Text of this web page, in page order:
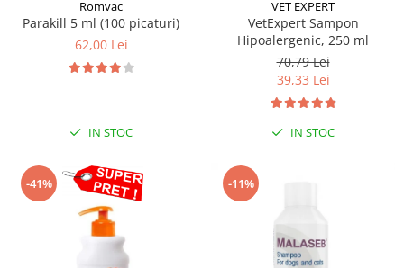
Sampoane si Balsamuri
Servetele Umede
Covorase absorbante
Curatare Ochi
Solutii Atractante si repelente
Custi transport - Pisici
Jucarii Pisici
Lese, Hamuri si Zgarzi
Romvac
Parakill 5 ml (100 picaturi)
62,00 Lei
IN STOC
VET EXPERT
VetExpert Sampon
Hipoalergenic, 250 ml
70,79 Lei
39,33 Lei
IN STOC
-41% -11%